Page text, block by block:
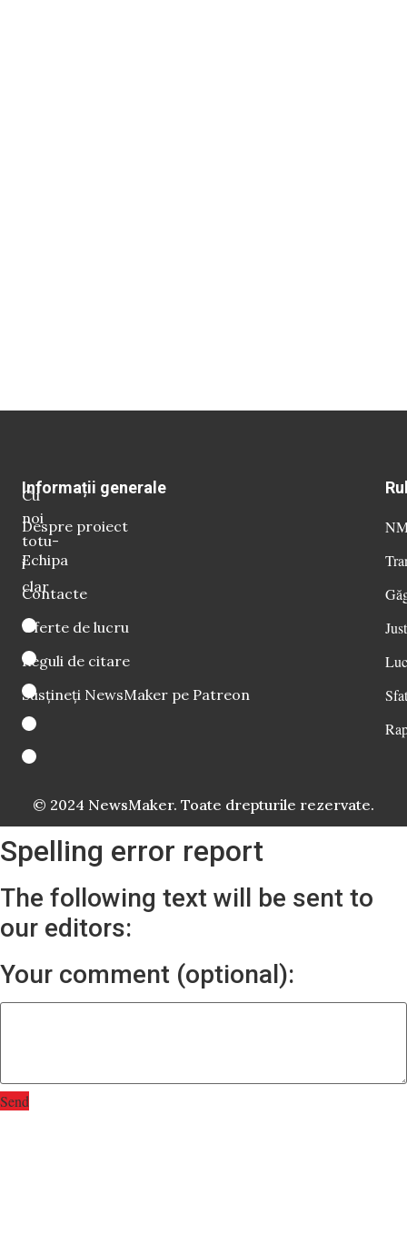
Cu
noi
totu-
i
clar
Informații generale
Despre proiect
Echipa
Contacte
Oferte de lucru
Reguli de citare
Susțineți NewsMaker pe Patreon
© 2024 NewsMaker. Toate drepturile rezervate.
Spelling error report
The following text will be sent to
our editors:
Your comment (optional):
Send